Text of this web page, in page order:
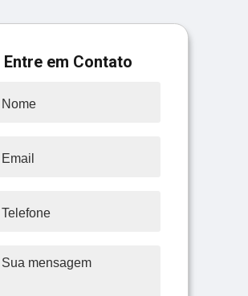
Entre em Contato